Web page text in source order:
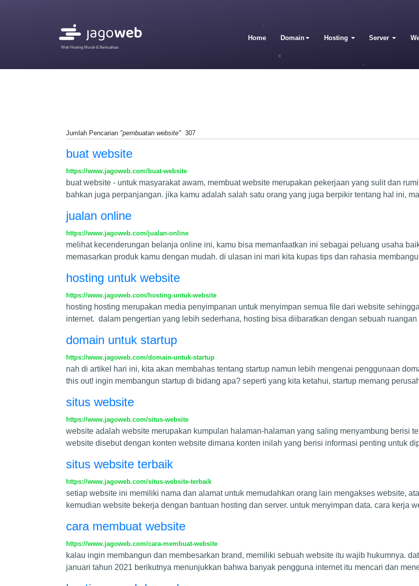
Web Hosting Murah & Berkualitas
Home Domain Hosting Server
Jumlah Pencarian "pembuatan website" 307
buat website
https://www.jagoweb.com/buat-website
buat website - untuk masyarakat awam, membuat website merupakan pekerjaan yang sulit dan
bahkan juga perpanjangan. jika kamu adalah salah satu orang yang juga berpikir tentang hal ini,
jualan online
https://www.jagoweb.com/jualan-online
melihat kecenderungan belanja online ini, kamu bisa memanfaatkan ini sebagai peluang usaha
memasarkan produk kamu dengan mudah. di ulasan ini mari kita kupas tips dan rahasia
hosting untuk website
https://www.jagoweb.com/hosting-untuk-website
hosting hosting merupakan media penyimpanan untuk menyimpan semua file dari website
internet. dalam pengertian yang lebih sederhana, hosting bisa diibaratkan dengan sebuah ruangan
domain untuk startup
https://www.jagoweb.com/domain-untuk-startup
nah di artikel hari ini, kita akan membahas tentang startup namun lebih mengenai penggunaan
this out! ingin membangun startup di bidang apa? seperti yang kita ketahui, startup memang
situs website
https://www.jagoweb.com/situs-website
website adalah website merupakan kumpulan halaman-halaman yang saling menyambung berisi
website disebut dengan konten website dimana konten inilah yang berisi informasi penting untuk
situs website terbaik
https://www.jagoweb.com/situs-website-terbaik
setiap website ini memiliki nama dan alamat untuk memudahkan orang lain mengakses website,
kemudian website bekerja dengan bantuan hosting dan server. untuk menyimpan data. cara kerja
cara membuat website
https://www.jagoweb.com/cara-membuat-website
kalau ingin membangun dan membesarkan brand, memiliki sebuah website itu wajib hukumnya.
januari tahun 2021 berikutnya menunjukkan bahwa banyak pengguna internet itu mencari dan